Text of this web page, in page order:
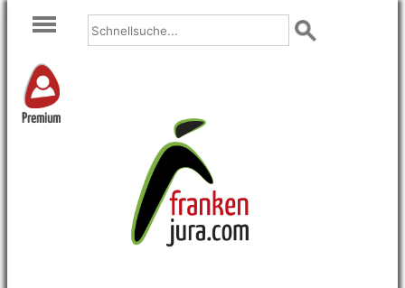
Premium